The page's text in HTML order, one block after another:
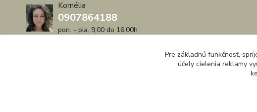
Kornélia
0907864188
pon. - pia. 9,00 do 16,00h
Pre základnú funkčnosť,
účely cielenia reklamy